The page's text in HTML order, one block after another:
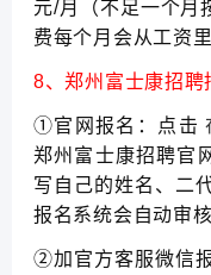
元/月（不足一个月
费每个月会从工资
8、郑州富士康招聘
①官网报名：点击
郑州富士康招聘官
写自己的姓名、二
报名系统会自动审核
②加官方客服微信